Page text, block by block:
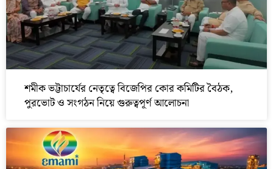
শমীক ভট্টাচার্যের নেতৃত্বে বিজেপির কোর কমিটির বৈঠক,
পুরভোট ও সংগঠন নিয়ে গুরুত্বপূর্ণ আলোচনা